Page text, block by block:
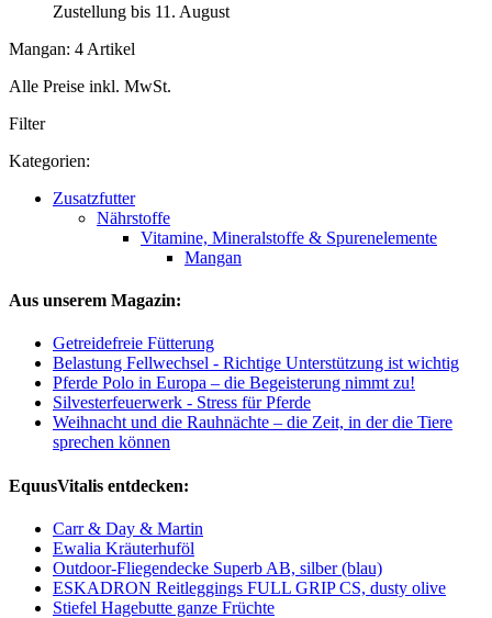
Zustellung bis 11. August
Mangan: 4 Artikel
Alle Preise inkl. MwSt.
Filter
Kategorien:
Zusatzfutter
Nährstoffe
Vitamine, Mineralstoffe & Spurenelemente
Mangan
Aus unserem Magazin:
Getreidefreie Fütterung
Belastung Fellwechsel - Richtige Unterstützung ist wichtig
Pferde Polo in Europa – die Begeisterung nimmt zu!
Silvesterfeuerwerk - Stress für Pferde
Weihnacht und die Rauhnächte – die Zeit, in der die Tiere
sprechen können
EquusVitalis entdecken:
Carr & Day & Martin
Ewalia Kräuterhuföl
Outdoor-Fliegendecke Superb AB, silber (blau)
ESKADRON Reitleggings FULL GRIP CS, dusty olive
Stiefel Hagebutte ganze Früchte